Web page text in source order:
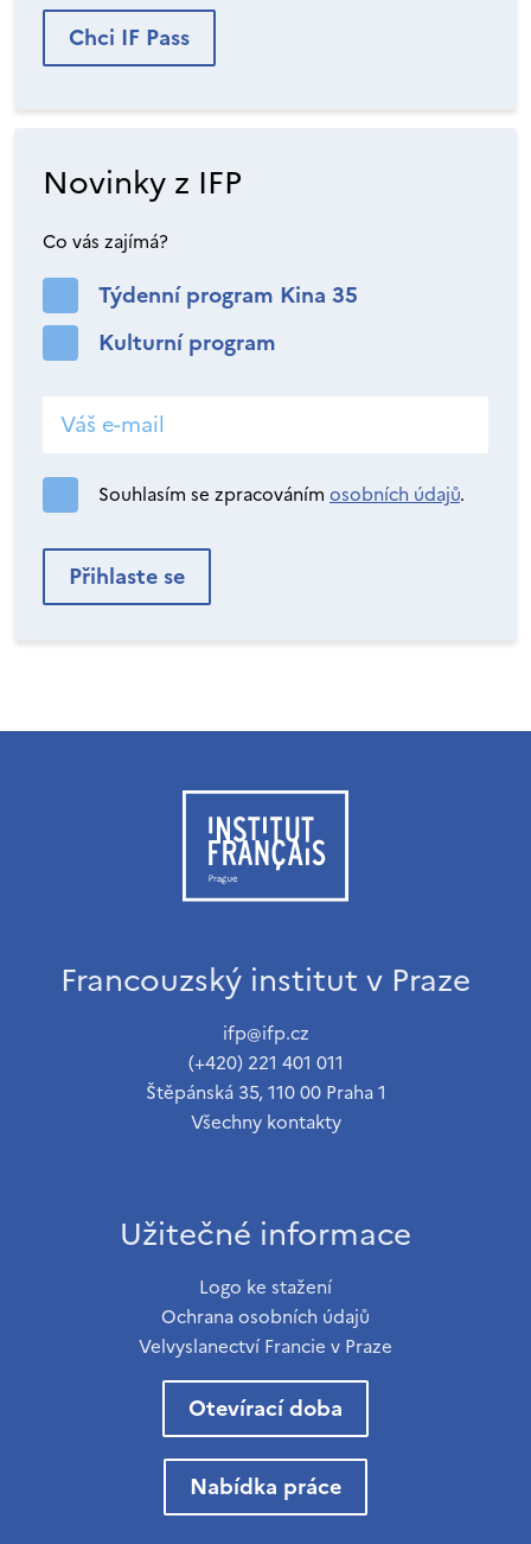
Chci IF Pass
Novinky z IFP
Co vás zajímá?
Týdenní program Kina 35
Kulturní program
Souhlasím se zpracováním osobních údajů.
Francouzský institut v Praze
ifp@ifp.cz
(+420) 221 401 011
Štěpánská 35, 110 00 Praha 1
Všechny kontakty
Užitečné informace
Logo ke stažení
Ochrana osobních údajů
Velvyslanectví Francie v Praze
Otevírací doba
Nabídka práce